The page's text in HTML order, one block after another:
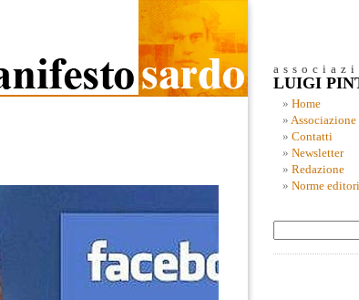
LUIGI
Home
Associazione
Contatti
Newsletter
Redazione
Norme